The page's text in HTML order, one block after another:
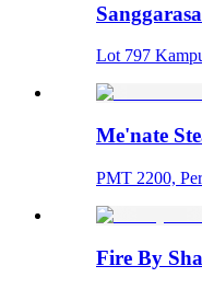
Sanggarasa
Lot 797
Me'nate
PMT 2200,
Fire By